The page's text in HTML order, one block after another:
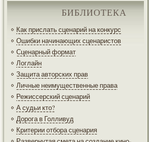
БИБЛИОТЕКА
Как прислать сценарий на конкурс
Ошибки начинающих сценаристов
Сценарный формат
Логлайн
Защита авторских прав
Личные неимущественные права
Режиссерский сценарий
А судьи кто?
Дорога в Голливуд
Критерии отбора сценария